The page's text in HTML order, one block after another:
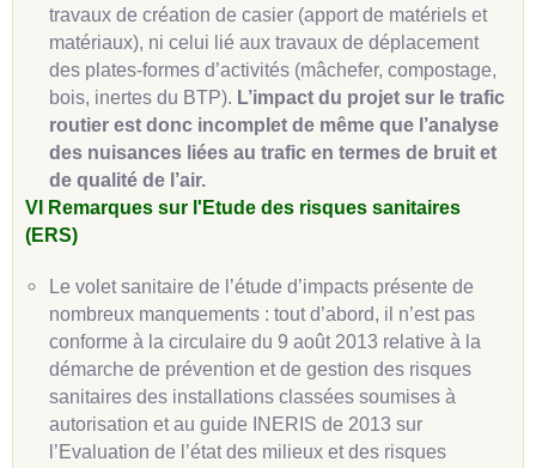
travaux de création de casier (apport de matériels et
matériaux), ni celui lié aux travaux de déplacement
des plates-formes d’activités (mâchefer, compostage,
bois, inertes du BTP). L’impact du projet sur le trafic
routier est donc incomplet de même que l’analyse
des nuisances liées au trafic en termes de bruit et
de qualité de l’air.
VI Remarques sur l'Etude des risques sanitaires
(ERS)
Le volet sanitaire de l’étude d’impacts présente de
nombreux manquements : tout d’abord, il n’est pas
conforme à la circulaire du 9 août 2013 relative à la
démarche de prévention et de gestion des risques
sanitaires des installations classées soumises à
autorisation et au guide INERIS de 2013 sur
l’Evaluation de l’état des milieux et des risques